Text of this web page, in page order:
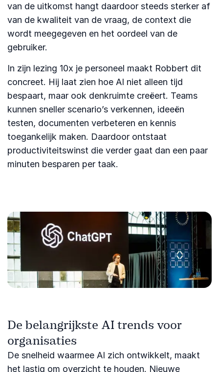
van de uitkomst hangt daardoor steeds sterker af
van de kwaliteit van de vraag, de context die
wordt meegegeven en het oordeel van de
gebruiker.
In zijn lezing 10x je personeel maakt Robbert dit
concreet. Hij laat zien hoe AI niet alleen tijd
bespaart, maar ook denkruimte creëert. Teams
kunnen sneller scenario’s verkennen, ideeën
testen, documenten verbeteren en kennis
toegankelijk maken. Daardoor ontstaat
productiviteitswinst die verder gaat dan een paar
minuten besparen per taak.
De belangrijkste AI trends voor
organisaties
De snelheid waarmee AI zich ontwikkelt, maakt
het lastig om overzicht te houden. Nieuwe